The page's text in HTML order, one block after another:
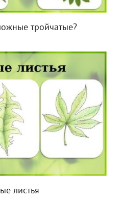
тройчатые?
листья